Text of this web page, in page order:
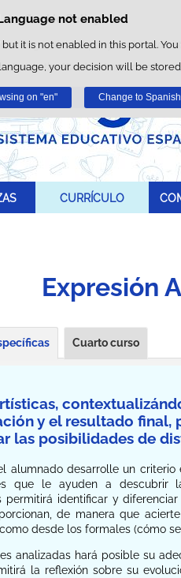
Cookie Policy
and third-party cookies to
in the "Cookies" section of our
Accept Reject
Language not enabled
it is not enabled in this portal.
your decision will be
on "en" Change to Spanish
Skip to content
CURRÍCULO
Expresión
Cuarto curso
y el resultado
las posibilidades de
alumnado desarrolle un
que le ayuden a
permitirá identificar y
de manera que
desde los formales (cómo
analizadas hará posible su
la reflexión sobre su